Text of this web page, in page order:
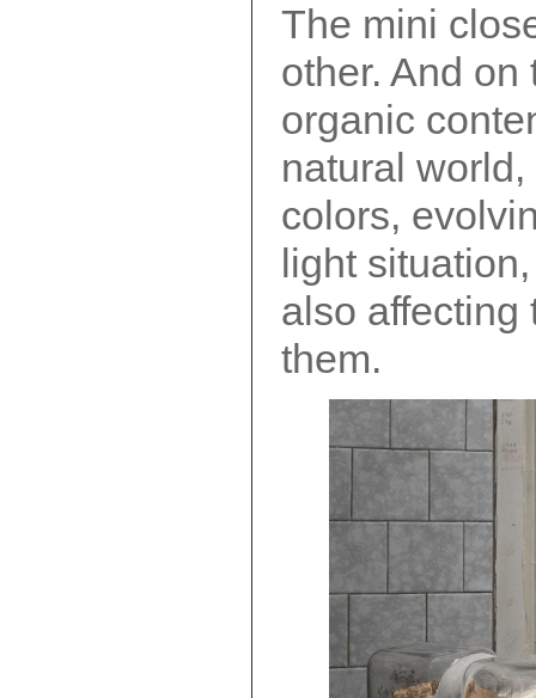
The mini
other. And
organic
natural
colors,
light
also affecting
them.